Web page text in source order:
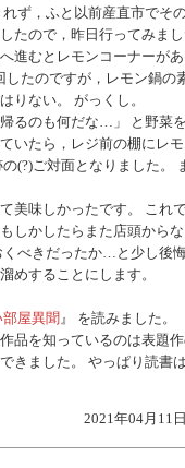
ず，ふと以前産直市でそ
たので，昨日行ってみまし
進むとレモンコーナーが
たのですが，レモン鍋の
りない。 がっくし。
るのも何だな…」 と野菜
いたら，レジ前の棚にレモ
(?)ご対面となりました。
美味しかったです。 これ
しかしたらまた店頭から
べきだったか…と少し後
めすることにします。
部屋異聞』 を読みました。
品を知っているのは表題
きました。 やっぱり読書
2021年04月11